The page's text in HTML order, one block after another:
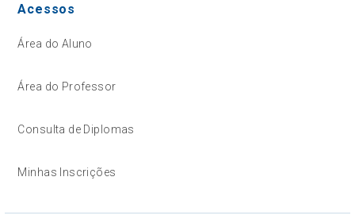
Acessos
Área do Aluno
Área do Professor
Consulta de Diplomas
Minhas Inscrições